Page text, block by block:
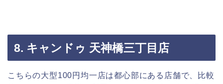
8. キャンドゥ 天神橋三丁目店
こちらの大型100円均一店は都心部にある店舗で、比較